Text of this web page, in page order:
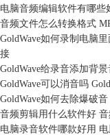
电脑音频编辑软件有哪些
音频文件怎么转换格式
GoldWave如何录制电脑
接
GoldWave给录音添加背
GoldWave可以消音吗
GoldWave如何去除爆破
音频剪辑用什么软件好
电脑录音软件哪款好用